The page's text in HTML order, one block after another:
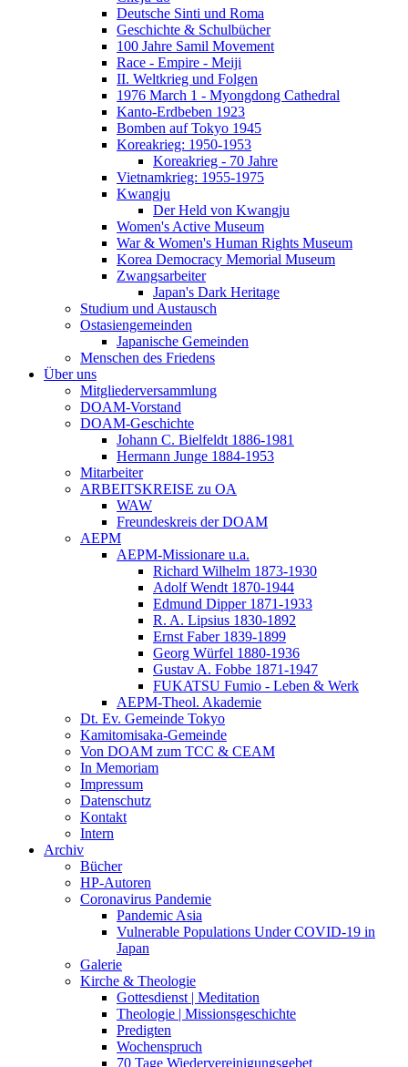
Deutsche Sinti und Roma
Geschichte & Schulbücher
100 Jahre Samil Movement
Race - Empire - Meiji
II. Weltkrieg und Folgen
1976 March 1 - Myongdong Cathedral
Kanto-Erdbeben 1923
Bomben auf Tokyo 1945
Koreakrieg: 1950-1953
Koreakrieg - 70 Jahre
Vietnamkrieg: 1955-1975
Kwangju
Der Held von Kwangju
Women's Active Museum
War & Women's Human Rights Museum
Korea Democracy Memorial Museum
Zwangsarbeiter
Japan's Dark Heritage
Studium und Austausch
Ostasiengemeinden
Japanische Gemeinden
Menschen des Friedens
Über uns
Mitgliederversammlung
DOAM-Vorstand
DOAM-Geschichte
Johann C. Bielfeldt 1886-1981
Hermann Junge 1884-1953
Mitarbeiter
ARBEITSKREISE zu OA
WAW
Freundeskreis der DOAM
AEPM
AEPM-Missionare u.a.
Richard Wilhelm 1873-1930
Adolf Wendt 1870-1944
Edmund Dipper 1871-1933
R. A. Lipsius 1830-1892
Ernst Faber 1839-1899
Georg Würfel 1880-1936
Gustav A. Fobbe 1871-1947
FUKATSU Fumio - Leben & Werk
AEPM-Theol. Akademie
Dt. Ev. Gemeinde Tokyo
Kamitomisaka-Gemeinde
Von DOAM zum TCC & CEAM
In Memoriam
Impressum
Datenschutz
Kontakt
Intern
Archiv
Bücher
HP-Autoren
Coronavirus Pandemie
Pandemic Asia
Vulnerable Populations Under COVID-19 in
Japan
Galerie
Kirche & Theologie
Gottesdienst | Meditation
Theologie | Missionsgeschichte
Predigten
Wochenspruch
70 Tage Wiedervereinigungsgebet